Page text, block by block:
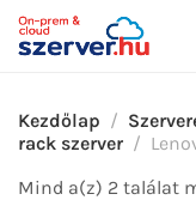
Kezdőlap
rack szerver
Mind a(z) 2 találat